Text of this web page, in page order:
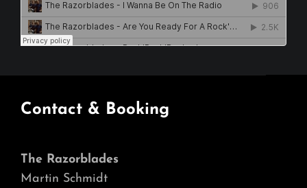
Contact & Booking
The Razorblades
Martin Schmidt